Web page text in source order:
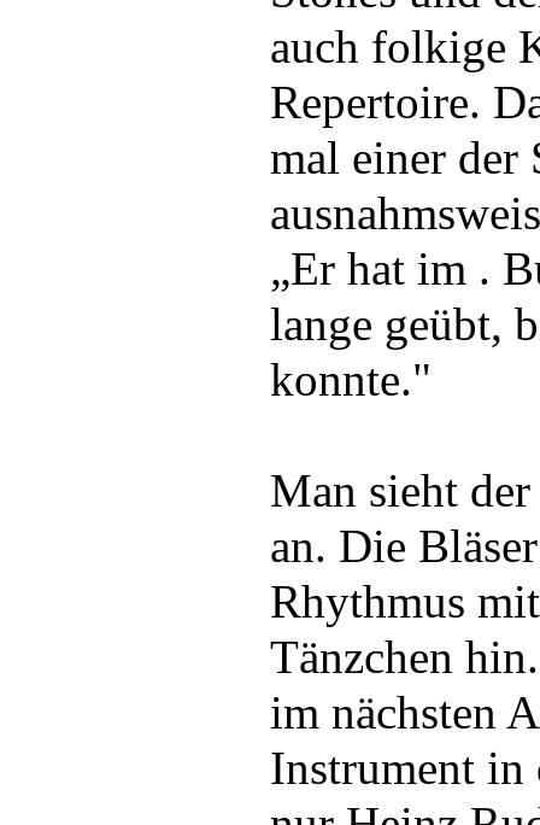
auch folkige
Repertoire.
mal einer der
„Er hat im .
lange geübt,
konnte."
Man sieht
an. Die
Rhythmus
Tänzchen
im nächsten
Instrument in